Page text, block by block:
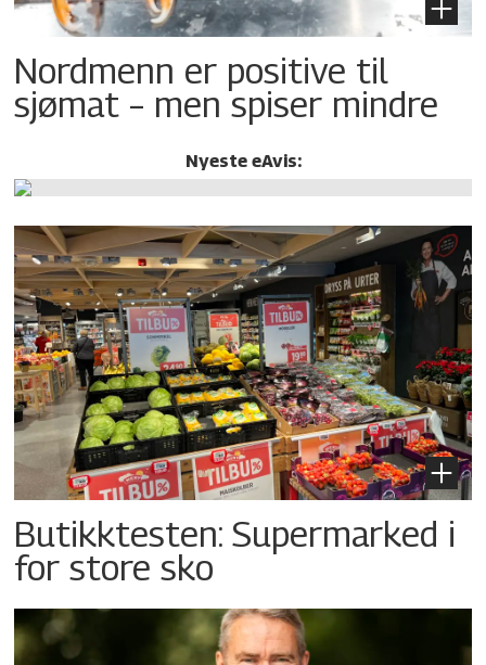
Nordmenn er positive til
sjømat – men spiser mindre
Nyeste eAvis:
Butikktesten: Supermarked i
for store sko